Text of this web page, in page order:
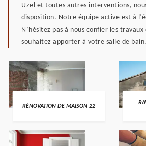
Uzel et toutes autres interventions,
disposition. Notre équipe active est à
N’hésitez pas à nous confier les
souhaitez apporter à votre salle de bain.
RÉNOVATION DE MAISON 22